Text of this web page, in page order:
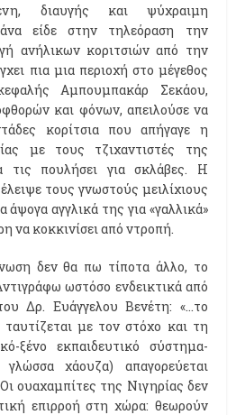
διαυγής και ψύχραιμη
είδε στην τηλεόραση την
ανήλικων κοριτσιών από την
πια μια περιοχή στο μέγεθος
Αμπουμπακάρ Σεκάου,
και φόνων, απειλούσε να
κορίτσια που απήγαγε η
με τους τζιχαντιστές της
πουλήσει για σκλάβες. Η
τους γνωστούς μειλίχιους
αγγλικά της για «γαλλικά»
να κοκκινίσει από ντροπή.
δεν θα πω τίποτα άλλο, το
ωστόσο ενδεικτικά από
Δρ. Ευάγγελου Βενέτη: «...το
με τον στόχο και τη
ξένο εκπαιδευτικό σύστημα-
χάουζα) απαγορεύεται
ουαχαμπίτες της Νιγηρίας δεν
επιρροή στη χώρα: θεωρούν